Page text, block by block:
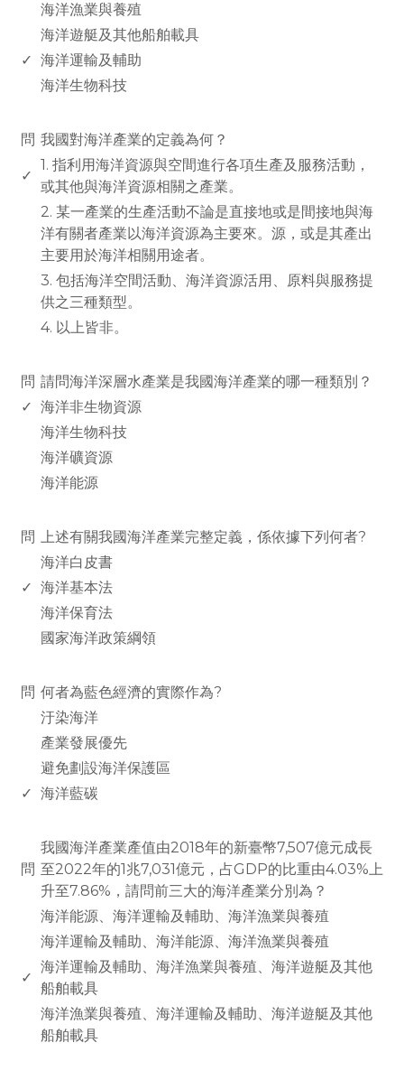
海洋漁業與養殖
海洋遊艇及其他船舶載具
✓ 海洋運輸及輔助
海洋生物科技
問 我國對海洋產業的定義為何？
✓
1. 指利用海洋資源與空間進行各項生產及服務活動，
或其他與海洋資源相關之產業。
2. 某一產業的生產活動不論是直接地或是間接地與海
洋有關者產業以海洋資源為主要來。源，或是其產出
主要用於海洋相關用途者。
3. 包括海洋空間活動、海洋資源活用、原料與服務提
供之三種類型。
4. 以上皆非。
問 請問海洋深層水產業是我國海洋產業的哪一種類別？
✓ 海洋非生物資源
海洋生物科技
海洋礦資源
海洋能源
問 上述有關我國海洋產業完整定義，係依據下列何者?
海洋白皮書
✓ 海洋基本法
海洋保育法
國家海洋政策綱領
問 何者為藍色經濟的實際作為?
汙染海洋
產業發展優先
避免劃設海洋保護區
✓ 海洋藍碳
問
我國海洋產業產值由2018年的新臺幣7,507億元成長
至2022年的1兆7,031億元，占GDP的比重由4.03%上
升至7.86%，請問前三大的海洋產業分別為？
海洋能源、海洋運輸及輔助、海洋漁業與養殖
海洋運輸及輔助、海洋能源、海洋漁業與養殖
✓
海洋運輸及輔助、海洋漁業與養殖、海洋遊艇及其他
船舶載具
海洋漁業與養殖、海洋運輸及輔助、海洋遊艇及其他
船舶載具